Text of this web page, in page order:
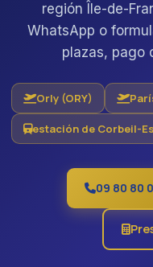
región Île-de-
WhatsApp o
plazas, pago
Orly (ORY)
estación de Corbeil-
09 80 80